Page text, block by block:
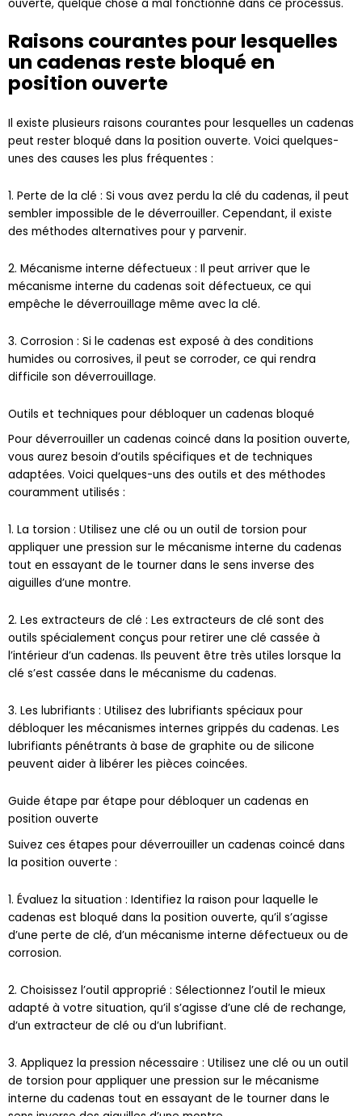
un cadenas reste bloqué en
position ouverte
peut rester bloqué dans la position ouverte. Voici quelques-
unes des causes les plus fréquentes :
sembler impossible de le déverrouiller. Cependant, il existe
des méthodes alternatives pour y parvenir.
mécanisme interne du cadenas soit défectueux, ce qui
empêche le déverrouillage même avec la clé.
humides ou corrosives, il peut se corroder, ce qui rendra
difficile son déverrouillage.
Pour déverrouiller un cadenas coincé dans la position ouverte,
vous aurez besoin d’outils spécifiques et de techniques
adaptées. Voici quelques-uns des outils et des méthodes
couramment utilisés :
appliquer une pression sur le mécanisme interne du cadenas
tout en essayant de le tourner dans le sens inverse des
aiguilles d’une montre.
outils spécialement conçus pour retirer une clé cassée à
l’intérieur d’un cadenas. Ils peuvent être très utiles lorsque la
clé s’est cassée dans le mécanisme du cadenas.
débloquer les mécanismes internes grippés du cadenas. Les
lubrifiants pénétrants à base de graphite ou de silicone
peuvent aider à libérer les pièces coincées.
position ouverte
Suivez ces étapes pour déverrouiller un cadenas coincé dans
la position ouverte :
cadenas est bloqué dans la position ouverte, qu’il s’agisse
d’une perte de clé, d’un mécanisme interne défectueux ou de
corrosion.
adapté à votre situation, qu’il s’agisse d’une clé de rechange,
d’un extracteur de clé ou d’un lubrifiant.
de torsion pour appliquer une pression sur le mécanisme
interne du cadenas tout en essayant de le tourner dans le
sens inverse des aiguilles d’une montre.